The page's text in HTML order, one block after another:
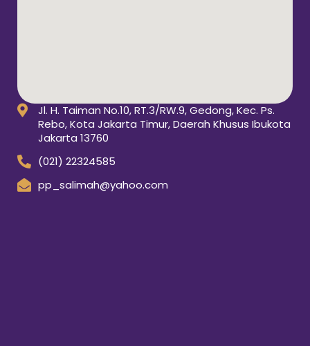
Jl. H. Taiman No.10, RT.3/RW.9, Gedong, Kec. Ps.
Rebo, Kota Jakarta Timur, Daerah Khusus Ibukota
Jakarta 13760
(021) 22324585
pp_salimah@yahoo.com